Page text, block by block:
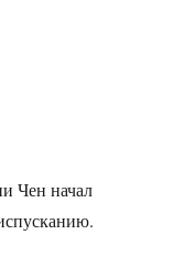
Чен начал